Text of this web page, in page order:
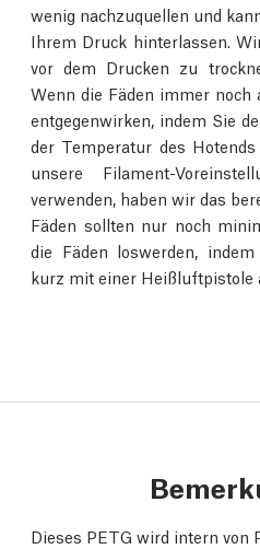
wenig nachzuquellen und
Ihrem Druck hinterlassen.
vor dem Drucken zu
Wenn die Fäden immer noch
entgegenwirken, indem Sie
der Temperatur des
unsere Filament-
verwenden, haben wir das
Fäden sollten nur noch
die Fäden loswerden,
kurz mit einer Heißluftpistole
Dieses PETG wird intern von